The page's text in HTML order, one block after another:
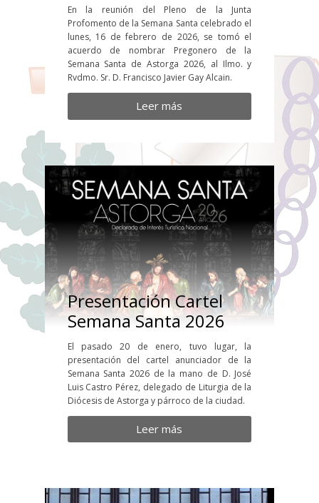
En la reunión del Pleno de la Junta
Profomento de la Semana Santa celebrado el
lunes, 16 de febrero de 2026, se tomó el
acuerdo de nombrar Pregonero de la
Semana Santa de Astorga 2026, al Ilmo. y
Rvdmo. Sr. D. Francisco Javier Gay Alcain.
Leer más
Presentación Cartel
Semana Santa 2026
El pasado 20 de enero, tuvo lugar, la
presentación del cartel anunciador de la
Semana Santa 2026 de la mano de D. José
Luis Castro Pérez, delegado de Liturgia de la
Diócesis de Astorga y párroco de la ciudad.
Leer más